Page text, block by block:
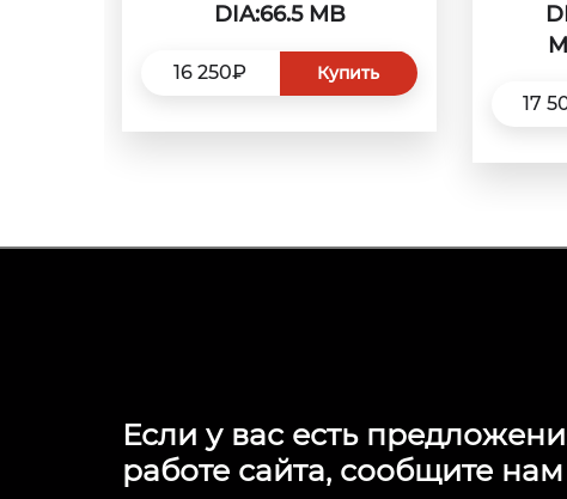
DIA:66.5 MB
16 250₽ Купить
17
Если у вас есть
работе сайта, сообщите